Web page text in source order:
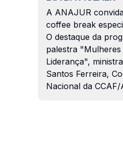
A ANAJUR
coffee break
O destaque da
palestra "Mulheres
Liderança",
Santos Ferreira,
Nacional da CCAF/